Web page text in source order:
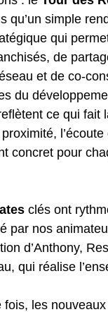
qu’un simple
qui
de
et de co-
du
ce qui fait
l’écoute
concret pour
clés ont
par nos
d’Anthony,
qui réalise
fois, les